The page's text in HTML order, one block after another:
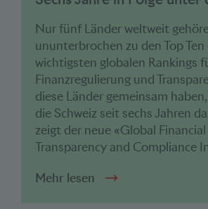
Nur fünf Länder weltweit
ununterbrochen zu den Top Ten
wichtigsten globalen Rankings
Finanzregulierung und
diese Länder gemeinsam
die Schweiz seit sechs Jahren
zeigt der neue «Global
Transparency and Compliance
Mehr lesen